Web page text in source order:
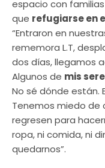
espacio con
que refugiarse en
“Entraron en
rememora L.T,
dos días, llegamos
Algunos de mis
No sé dónde están.
Tenemos miedo de
regresen para
ropa, ni comida, ni
quedarnos”.